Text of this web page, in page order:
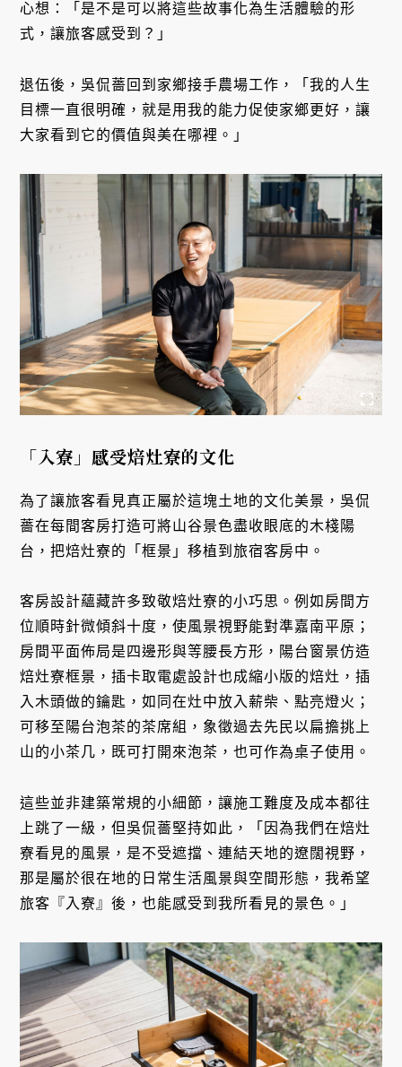
心想：「是不是可以將這些故事化為生活體驗的形
式，讓旅客感受到？」
退伍後，吳侃薔回到家鄉接手農場工作，「我的人生
目標一直很明確，就是用我的能力促使家鄉更好，讓
大家看到它的價值與美在哪裡。」
「入寮」感受焙灶寮的文化
為了讓旅客看見真正屬於這塊土地的文化美景，吳侃
薔在每間客房打造可將山谷景色盡收眼底的木棧陽
台，把焙灶寮的「框景」移植到旅宿客房中。
客房設計蘊藏許多致敬焙灶寮的小巧思。例如房間方
位順時針微傾斜十度，使風景視野能對準嘉南平原；
房間平面佈局是四邊形與等腰長方形，陽台窗景仿造
焙灶寮框景，插卡取電處設計也成縮小版的焙灶，插
入木頭做的鑰匙，如同在灶中放入薪柴、點亮燈火；
可移至陽台泡茶的茶席組，象徵過去先民以扁擔挑上
山的小茶几，既可打開來泡茶，也可作為桌子使用。
這些並非建築常規的小細節，讓施工難度及成本都往
上跳了一級，但吳侃薔堅持如此，「因為我們在焙灶
寮看見的風景，是不受遮擋、連結天地的遼闊視野，
那是屬於很在地的日常生活風景與空間形態，我希望
旅客『入寮』後，也能感受到我所看見的景色。」